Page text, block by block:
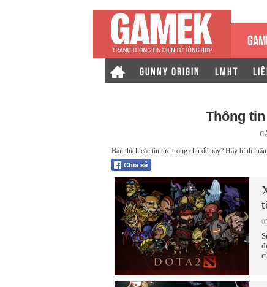
GUNNY ORIGIN LMHT
Thông
Bạn thích các tin tức trong chủ đề này? Hãy bình